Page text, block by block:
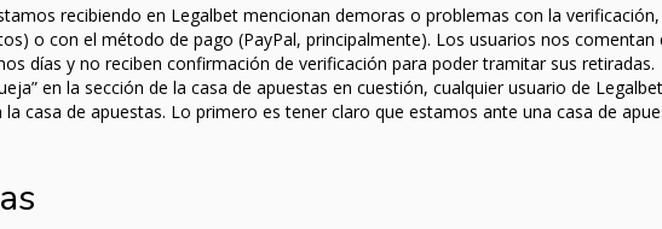
recibiendo en Legalbet mencionan demoras o problemas con la verificación,
o con el método de pago (PayPal, principalmente). Los usuarios nos comentan
días y no reciben confirmación de verificación para poder tramitar sus retiradas.
en la sección de la casa de apuestas en cuestión, cualquier usuario de Legalbet
casa de apuestas. Lo primero es tener claro que estamos ante una casa de